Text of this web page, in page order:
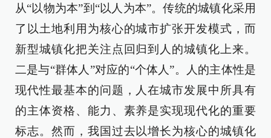
从“以物为本”到“以人为本”。传统的城镇化采用
了以土地利用为核心的城市扩张开发模式，而
新型城镇化把关注点回归到人的城镇化上来。
二是与“群体人”对应的“个体人”。人的主体性是
现代性最基本的问题，人在城市发展中所具有
的主体资格、能力、素养是实现现代化的重要
标志。然而，我国过去以增长为核心的城镇化